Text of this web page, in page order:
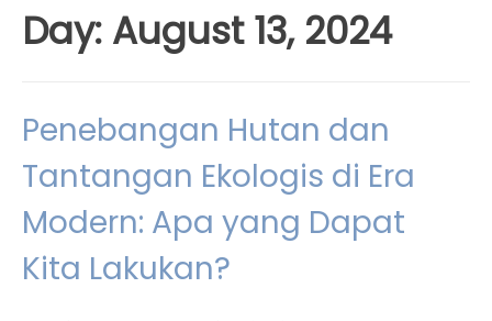
Day: August 13, 2024
Penebangan Hutan dan
Tantangan Ekologis di Era
Modern: Apa yang Dapat
Kita Lakukan?